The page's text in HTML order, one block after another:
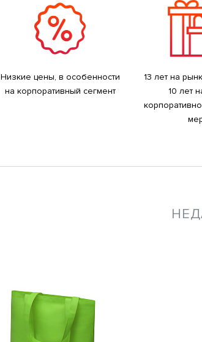
Низкие цены, в особенности
на корпоративный сегмент
13 лет на
10 лет